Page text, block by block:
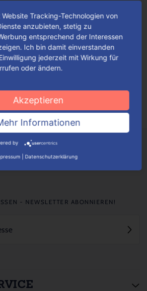
Verpackungen
konfigurieren
kannst du ganz einfach deine
- NEWSLETTER ABONNIEREN!
Tracking-Technologien von
anzubieten, stetig zu
entsprechend der Interessen
Ich bin damit einverstanden
jederzeit mit Wirkung für
oder ändern.
Akzeptieren
Informationen
by
Datenschutzerklärung